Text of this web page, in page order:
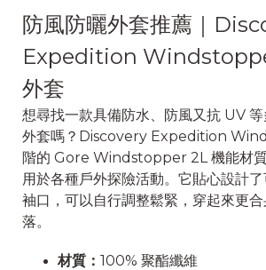
防風防曬外套推薦｜
Expedition
外套
想尋找一款具備防水、防風又抗 UV
外套嗎？Discovery Expedition
階的 Gore Windstopper 2L 機能材
用於各種戶外探險活動。它貼心設計
袖口，可以自行調整鬆緊，穿起來更
落。
材質： 100% 聚酯纖維